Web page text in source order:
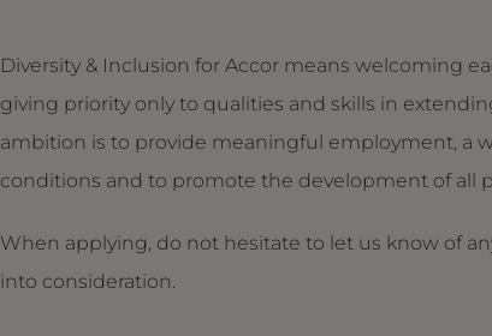
Diversity & Inclusion for Accor means welcoming
giving priority only to qualities and skills in
ambition is to provide meaningful employment, a
conditions and to promote the development of all
When applying, do not hesitate to let us know of
into consideration.